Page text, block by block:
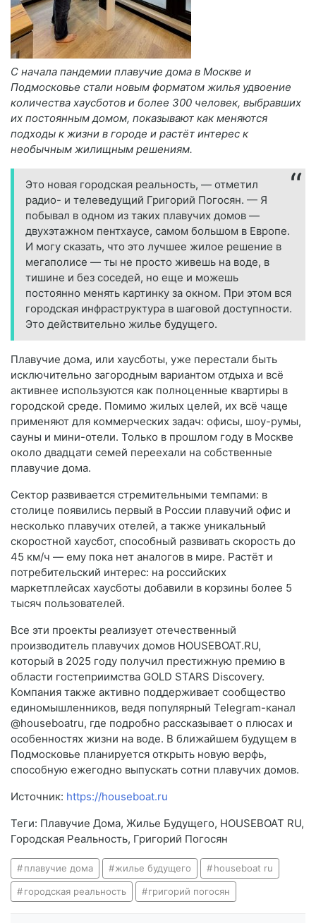
С начала пандемии плавучие дома в Москве и
Подмосковье стали новым форматом жилья удвоение
количества хаусботов и более 300 человек, выбравших
их постоянным домом, показывают как меняются
подходы к жизни в городе и растёт интерес к
необычным жилищным решениям.
Это новая городская реальность, — отметил
радио- и телеведущий Григорий Погосян. — Я
побывал в одном из таких плавучих домов —
двухэтажном пентхаусе, самом большом в Европе.
И могу сказать, что это лучшее жилое решение в
мегаполисе — ты не просто живешь на воде, в
тишине и без соседей, но еще и можешь
постоянно менять картинку за окном. При этом вся
городская инфраструктура в шаговой доступности.
Это действительно жилье будущего.
Плавучие дома, или хаусботы, уже перестали быть
исключительно загородным вариантом отдыха и всё
активнее используются как полноценные квартиры в
городской среде. Помимо жилых целей, их всё чаще
применяют для коммерческих задач: офисы, шоу-румы,
сауны и мини-отели. Только в прошлом году в Москве
около двадцати семей переехали на собственные
плавучие дома.
Сектор развивается стремительными темпами: в
столице появились первый в России плавучий офис и
несколько плавучих отелей, а также уникальный
скоростной хаусбот, способный развивать скорость до
45 км/ч — ему пока нет аналогов в мире. Растёт и
потребительский интерес: на российских
маркетплейсах хаусботы добавили в корзины более 5
тысяч пользователей.
Все эти проекты реализует отечественный
производитель плавучих домов HOUSEBOAT.RU,
который в 2025 году получил престижную премию в
области гостеприимства GOLD STARS Discovery.
Компания также активно поддерживает сообщество
единомышленников, ведя популярный Telegram-канал
@houseboatru, где подробно рассказывает о плюсах и
особенностях жизни на воде. В ближайшем будущем в
Подмосковье планируется открыть новую верфь,
способную ежегодно выпускать сотни плавучих домов.
Источник: https://houseboat.ru
Теги: Плавучие Дома, Жилье Будущего, HOUSEBOAT RU,
Городская Реальность, Григорий Погосян
плавучие дома жилье будущего houseboat ru
городская реальность григорий погосян